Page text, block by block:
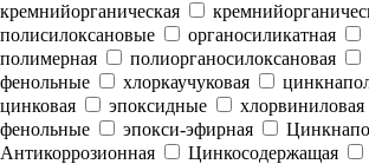
кремнийорганическая
полисилоксановые
органосиликатная
полимерная
полиорганосилоксановая
фенольные
хлоркаучуковая
цинковая
эпоксидные хлорвиниловая
фенольные
эпокси-эфирная
Антикоррозионная
Цинкосодержащая